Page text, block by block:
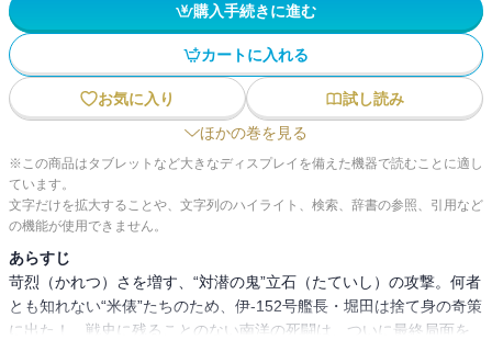
購入手続きに進む
カートに入れる
お気に入り
試し読み
ほかの巻を見る
※この商品はタブレットなど大きなディスプレイを備えた機器で読むことに適し
ています。
文字だけを拡大することや、文字列のハイライト、検索、辞書の参照、引用など
の機能が使用できません。
あらすじ
苛烈（かれつ）さを増す、“対潜の鬼”立石（たていし）の攻撃。何者
とも知れない“米俵”たちのため、伊-152号艦長・堀田は捨て身の奇策
に出た！ 戦史に残ることのない南洋の死闘は、ついに最終局面を